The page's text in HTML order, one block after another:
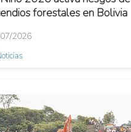
forestales en Bolivia
2026